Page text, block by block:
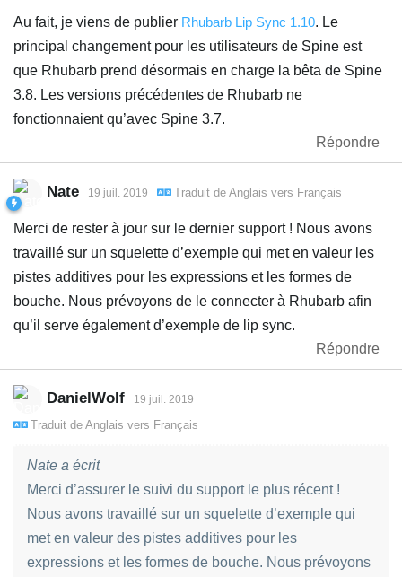
Au fait, je viens de publier Rhubarb Lip Sync 1.10. Le
principal changement pour les utilisateurs de Spine est
que Rhubarb prend désormais en charge la bêta de Spine
3.8. Les versions précédentes de Rhubarb ne
fonctionnaient qu’avec Spine 3.7.
Répondre
Nate 19 juil. 2019 Traduit de Anglais vers Français
Merci de rester à jour sur le dernier support ! Nous avons
travaillé sur un squelette d’exemple qui met en valeur les
pistes additives pour les expressions et les formes de
bouche. Nous prévoyons de le connecter à Rhubarb afin
qu’il serve également d’exemple de lip sync.
Répondre
DanielWolf 19 juil. 2019
Traduit de Anglais vers Français
Nate a écrit
Merci d’assurer le suivi du support le plus récent !
Nous avons travaillé sur un squelette d’exemple qui
met en valeur des pistes additives pour les
expressions et les formes de bouche. Nous prévoyons